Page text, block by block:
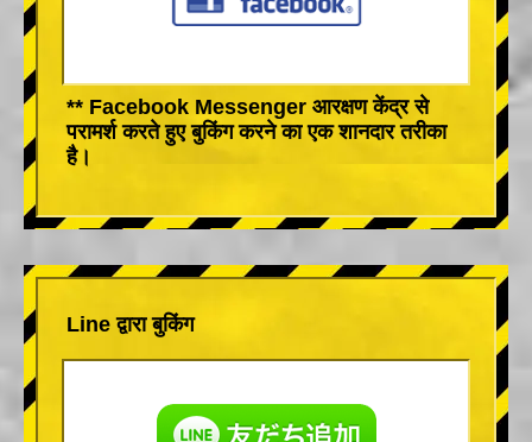
** Facebook Messenger आरक्षण केंद्र से
परामर्श करते हुए बुकिंग करने का एक शानदार तरीका
है।
Line द्वारा बुकिंग